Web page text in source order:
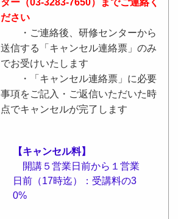
ター（03-3283-7650）までご連絡く
ださい
・ご連絡後、研修センターから
送信する「キャンセル連絡票」のみ
でお受けいたします
・「キャンセル連絡票」に必要
事項をご記入・ご返信いただいた時
点でキャンセルが完了します
【キャンセル料】
開講５営業日前から１営業
日前（17時迄）：受講料の3
0%